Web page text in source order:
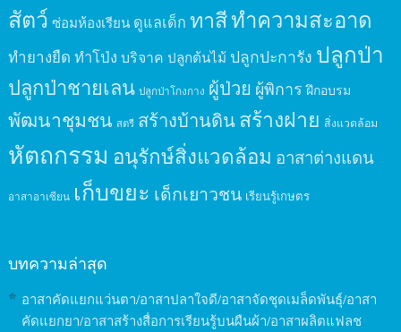
สัตว์ ซ่อมห้องเรียน ดูแลเด็ก ทาสีทำความสะอาด
ทำยางยืด ทำโป่ง บริจาค ปลูกต้นไม้ ปลูกปะการัง ปลูกป่า
ปลูกป่าชายเลน ปลูกป่าโกงกาง ผู้ป่วย ผู้พิการ ฝึกอบรม
พัฒนาชุมชน สตรี สร้างบ้านดินสร้างฝาย สิ่งแวดล้อม
หัตถกรรม อนุรักษ์สิ่งแวดล้อม อาสาต่างแดน
อาสาอาเซียน เก็บขยะ เด็กเยาวชน เรียนรู้เกษตร
บทความล่าสุด
อาสาคัดแยกแว่นตา/อาสาปลาใจดี/อาสาจัดชุดเมล็ดพันธุ์/อาสา
คัดแยกยา/อาสาสร้างสื่อการเรียนรู้บนผืนผ้า/อาสาผลิตแฟลช